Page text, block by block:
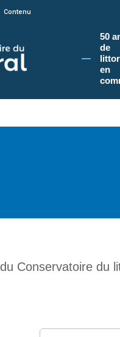
Conservatoire du littoral, vous
Contenu
50
de
en
Conservatoire du